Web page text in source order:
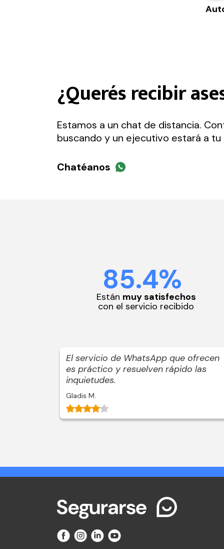
¿Querés recibir
Estamos a un chat de distancia.
buscando y un ejecutivo estará a tu
Chatéanos
85.4%
Están muy satisfechos
con el servicio recibido
El servicio de WhatsApp que ofrecen
es práctico y resuelven rápido las
inquietudes.
Gladis M.